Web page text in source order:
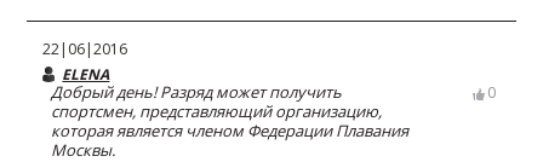
22|06|2016
ELENA
Добрый день! Разряд может получить
спортсмен, представляющий организацию,
которая является членом Федерации Плавания
Москвы.
0